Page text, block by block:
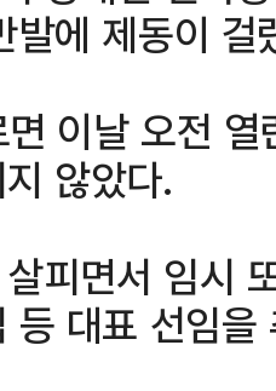
발에 제동이 걸
이날 오전 열
않았다.
피면서 임시
등 대표 선임